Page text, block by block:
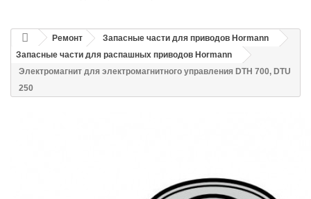
Ремонт
Запасные части для приводов Hormann
Запасные части для распашных приводов Hormann
Электромагнит для электромагнитного управления DTH 700, DTU
250